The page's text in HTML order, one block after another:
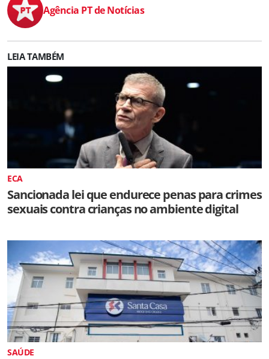
Agência PT de Notícias
LEIA TAMBÉM
ECA
Sancionada lei que endurece penas para crimes
sexuais contra crianças no ambiente digital
SAÚDE